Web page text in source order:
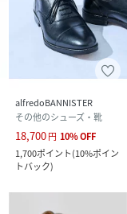
alfredoBANNISTER
その他のシューズ・靴
18,700円 10%OFF
1,700ポイント(10%ポイン
トバック)